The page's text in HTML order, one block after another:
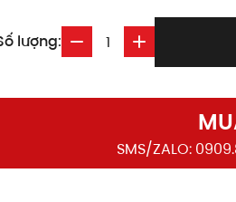
lượng:
SMS/ZALO: